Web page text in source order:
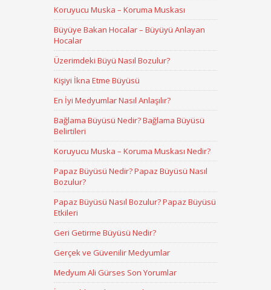
Koruyucu Muska – Koruma Muskası
Büyüye Bakan Hocalar – Büyüyü Anlayan
Hocalar
Üzerimdeki Büyü Nasıl Bozulur?
Kişiyi İkna Etme Büyüsü
En İyi Medyumlar Nasıl Anlaşılır?
Bağlama Büyüsü Nedir? Bağlama Büyüsü
Belirtileri
Koruyucu Muska – Koruma Muskası Nedir?
Papaz Büyüsü Nedir? Papaz Büyüsü Nasıl
Bozulur?
Papaz Büyüsü Nasıl Bozulur? Papaz Büyüsü
Etkileri
Geri Getirme Büyüsü Nedir?
Gerçek ve Güvenilir Medyumlar
Medyum Ali Gürses Son Yorumlar